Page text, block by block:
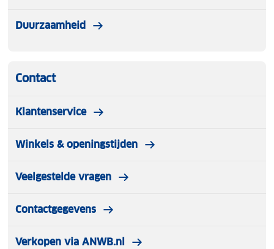
Duurzaamheid
Contact
Klantenservice
Winkels & openingstijden
Veelgestelde vragen
Contactgegevens
Verkopen via ANWB.nl